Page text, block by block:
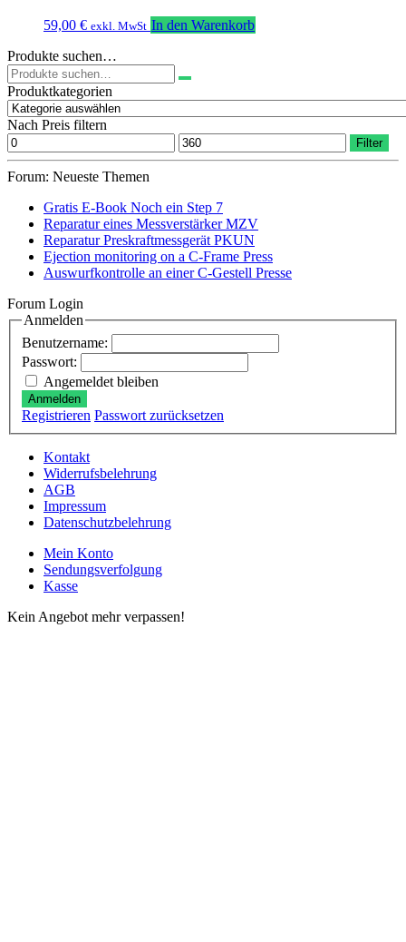
59,00 € exkl. MwSt In den Warenkorb
Produkte suchen…
Suchen
nach:
Produktkategorien
Nach Preis filtern
Min.
Preis
Max.
Preis
Filter
Forum: Neueste Themen
Gratis E-Book Noch ein Step 7
Reparatur eines Messverstärker MZV
Reparatur Preskraftmessgerät PKUN
Ejection monitoring on a C-Frame Press
Auswurfkontrolle an einer C-Gestell Presse
Forum Login
Anmelden
Benutzername:
Passwort:
Angemeldet bleiben
Anmelden
Registrieren Passwort zurücksetzen
Kontakt
Widerrufsbelehrung
AGB
Impressum
Datenschutzbelehrung
Mein Konto
Sendungsverfolgung
Kasse
Kein Angebot mehr verpassen!